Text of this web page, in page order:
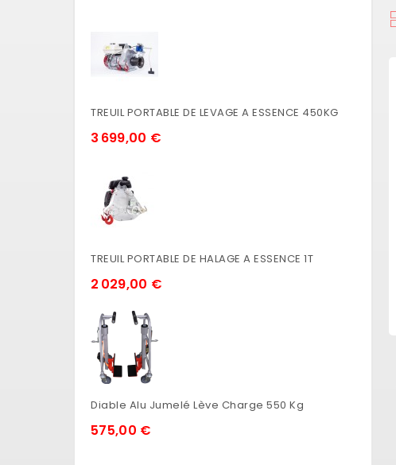
TREUIL PORTABLE DE LEVAGE A ESSENCE 450KG
3 699,00 €
TREUIL PORTABLE DE HALAGE A ESSENCE 1T
2 029,00 €
Diable Alu Jumelé Lève Charge 550 Kg
575,00 €